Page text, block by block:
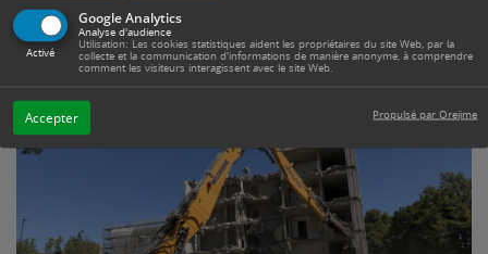
Google Analytics
Activé
Analyse d'audience
Utilisation: Les cookies statistiques aident les propriétaires du site Web, par la
collecte et la communication d'informations de manière anonyme, à comprendre
comment les visiteurs interagissent avec le site Web.
Accepter Propulsé par Orejime
Divertissement et détente étaient au programme de cet
après-midi proposé par la ville à l’Espace Rosa Parks, ce
mercredi 5…